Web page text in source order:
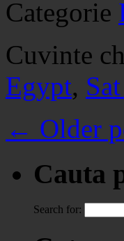
Categorie
Cuvinte
Egypt,
← Older
Cauta
Search for: